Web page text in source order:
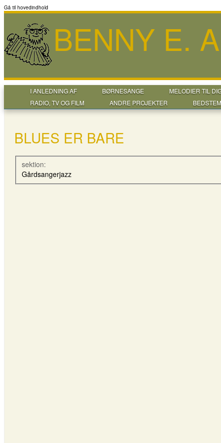
Gå til hovedindhold
BENNY E.
I ANLEDNING AF BØRNESANGE
MELODIER TIL
RADIO, TV OG FILM
ANDRE PROJEKTER
BLUES ER BARE
sektion:
Gårdsangerjazz